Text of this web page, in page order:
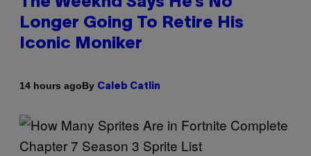
Longer Going To Retire His
Iconic Moniker
14 hours agoBy Caleb Catlin